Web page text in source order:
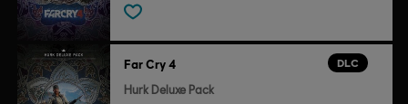
DLC
Far Cry 4
Hurk Deluxe Pack